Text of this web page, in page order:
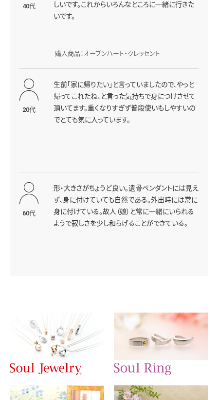
40代
しいです。これからいろんなところに一緒に行きた
いです。
購入商品：オープンハート・クレッセント
20代
生前「家に帰りたい」と言っていましたので、やっと
帰ってこれたね、と言った気持ちで身につけさせて
頂いてます。重くなりすぎず普段使いもしやすいの
でとても気に入っています。
60代
形・大きさがちょうど良い。遺骨ペンダントには見え
ず、身に付けていても自然である。外出時には常に
身に付けている。故人（娘）と常に一緒にいられる
ようで寂しさを少し和らげることができている。